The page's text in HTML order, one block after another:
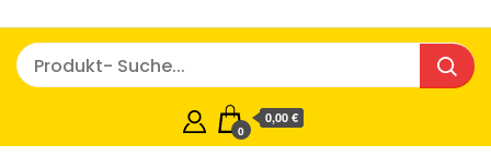
0
0,00 €